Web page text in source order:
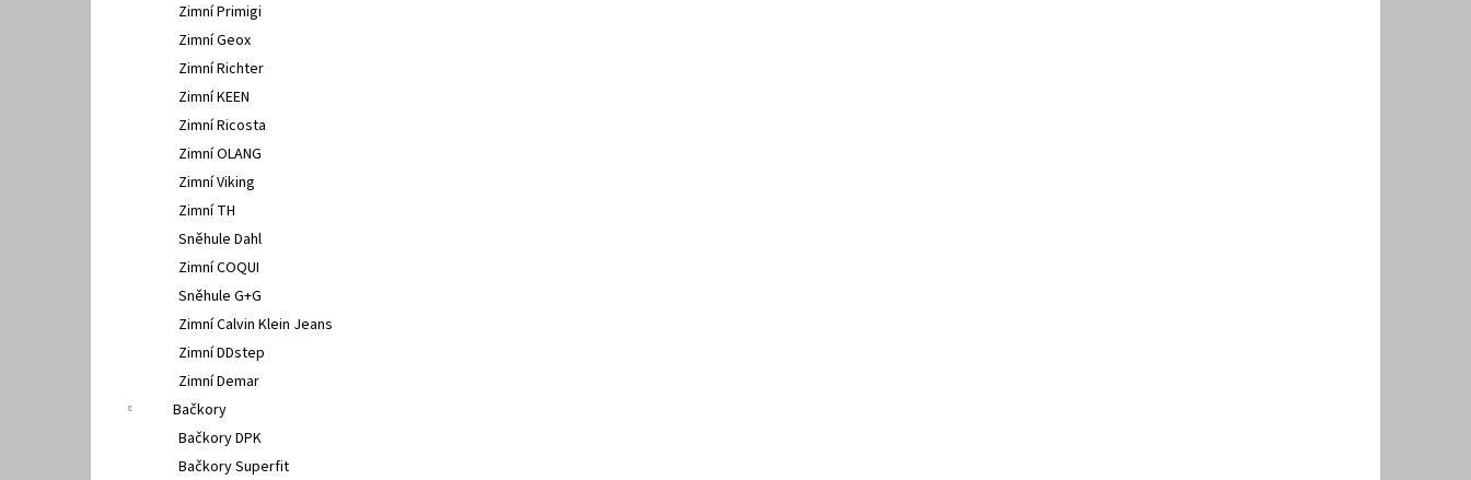
Zimní Primigi
Zimní Geox
Zimní Richter
Zimní KEEN
Zimní Ricosta
Zimní OLANG
Zimní Viking
Zimní TH
Sněhule Dahl
Zimní COQUI
Sněhule G+G
Zimní Calvin Klein Jeans
Zimní DDstep
Zimní Demar
Bačkory
Bačkory DPK
Bačkory Superfit